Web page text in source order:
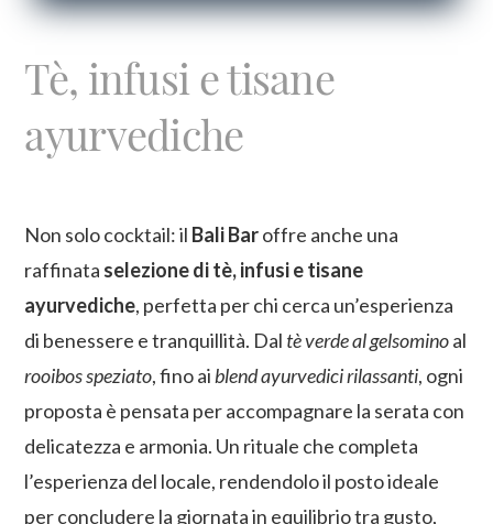
Tè, infusi e tisane
ayurvediche
Non solo cocktail: il Bali Baroffre anche una
raffinata selezione di tè, infusi e tisane
ayurvediche, perfetta per chi cerca un’esperienza
di benessere e tranquillità. Dal tè verde al gelsominoal
rooibos speziato, fino aiblend ayurvedici rilassanti, ogni
proposta è pensata per accompagnare la serata con
delicatezza e armonia. Un rituale che completa
l’esperienza del locale, rendendolo il posto ideale
per concludere la giornata in equilibrio tra gusto,